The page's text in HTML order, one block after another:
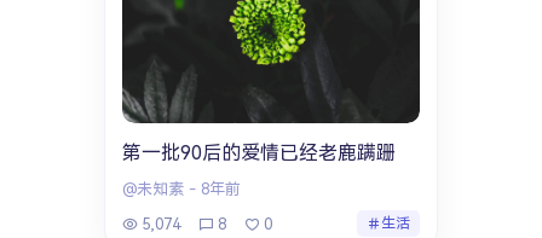
第一批90后的爱情已经老鹿蹒跚
@未知素 - 8年前
5,074
8 0 生活